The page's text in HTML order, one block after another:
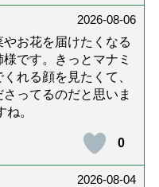
2026-08-06
やお花を届けたくなる
です。きっとマナミ
れる顔を見たくて、
ってるのだと思いま
。
0
2026-08-04